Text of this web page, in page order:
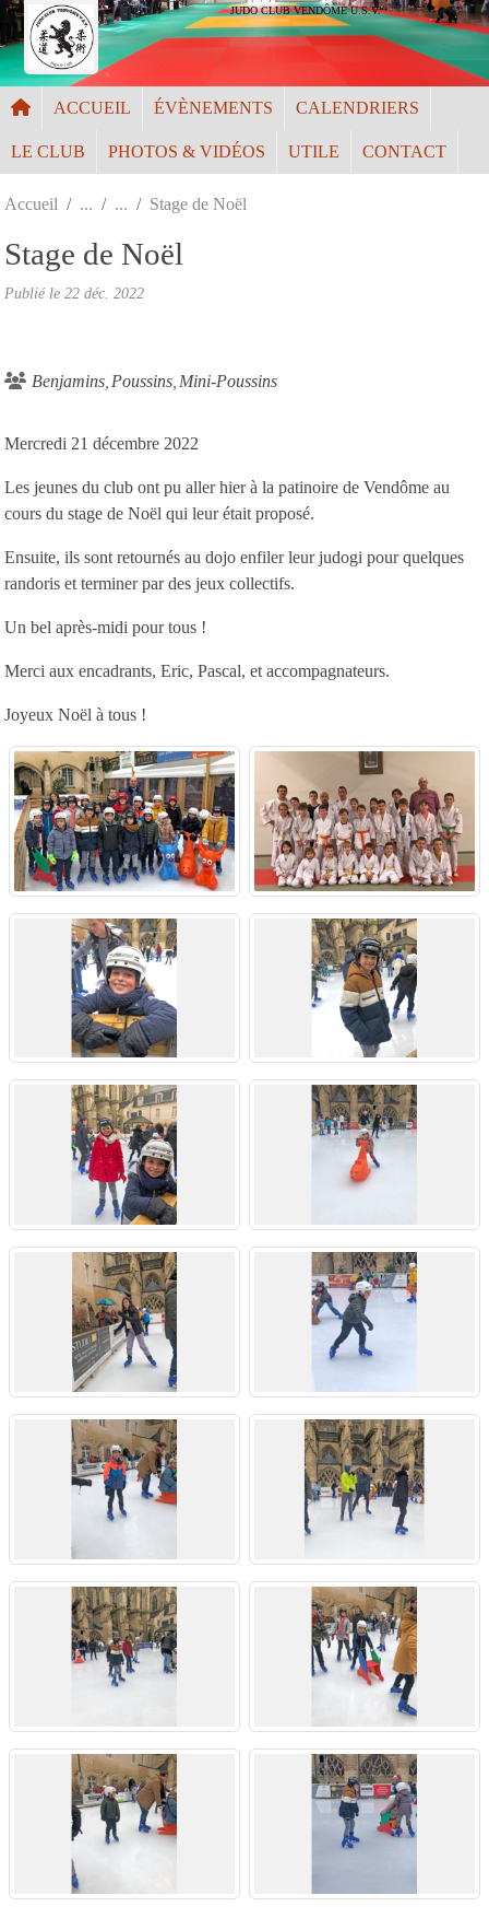
JUDO CLUB VENDÔME U.S.V.
ACCUEIL ÉVÈNEMENTS CALENDRIERS
LE CLUB PHOTOS & VIDÉOS UTILE CONTACT
Accueil Stage de Noël
Stage de Noël
Publié le 22 déc. 2022
Benjamins Poussins Mini-Poussins
Mercredi 21 décembre 2022
Les jeunes du club ont pu aller hier à la patinoire de Vendôme au
cours du stage de Noël qui leur était proposé.
Ensuite, ils sont retournés au dojo enfiler leur judogi pour quelques
randoris et terminer par des jeux collectifs.
Un bel après-midi pour tous !
Merci aux encadrants, Eric, Pascal, et accompagnateurs.
Joyeux Noël à tous !
Panneau de gestion des cookies